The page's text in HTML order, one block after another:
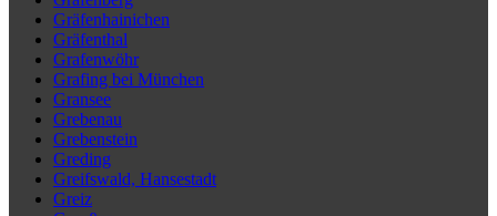
Gräfenhainichen
Gräfenthal
Grafenwöhr
Grafing bei München
Gransee
Grebenau
Grebenstein
Greding
Greifswald, Hansestadt
Greiz